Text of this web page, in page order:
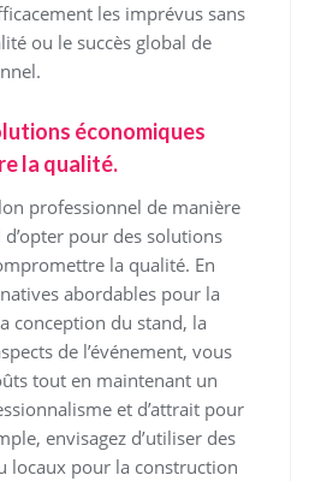
les imprévus sans
ou le succès global de
économiques
la qualité.
professionnel de manière
pour des solutions
la qualité. En
abordables pour la
conception du stand, la
de l’événement, vous
tout en maintenant un
et d’attrait pour
envisagez d’utiliser des
locaux pour la construction